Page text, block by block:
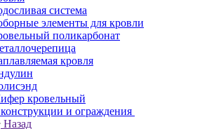
система
элементы для кровли
поликарбонат
кровля
кровельный
и ограждения
Назад